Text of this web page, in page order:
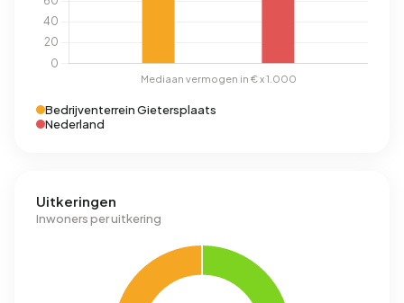
Bedrijventerrein Gietersplaats
Nederland
Uitkeringen
Inwoners per uitkering